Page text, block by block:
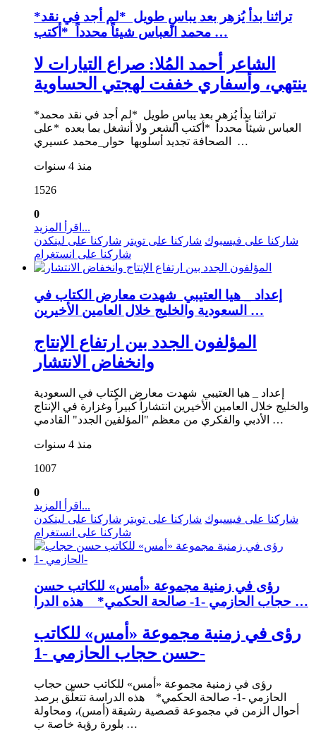
*تراثنا بدأ يُزهر بعد يباسٍ طويل *لم أجد في نقد
محمد العباس شيئاً محدداً *أكتب …
الشاعر أحمد المُلا: صراع التيارات لا
ينتهي، وأسفاري خففت لهجتي الحساوية
*تراثنا بدأ يُزهر بعد يباسٍ طويل *لم أجد في نقد محمد
العباس شيئاً محدداً *أكتب الشعر ولا أنشغل بما بعده *على
الصحافة تجديد أسلوبها حوار_محمد عسيري …
منذ 4 سنوات
1526
0
اقرأ المزيد...
شاركنا على فيسبوك شاركنا على تويتر شاركنا على لينكدن
شاركنا على انستغرام
إعداد _ هيا العتيبي شهدت معارض الكتاب في
السعودية والخليج خلال العامين الأخيرين …
المؤلفون الجدد بين ارتفاع الإنتاج
وانخفاض الانتشار
إعداد _ هيا العتيبي شهدت معارض الكتاب في السعودية
والخليج خلال العامين الأخيرين انتشاراً كبيراً وغزارة في الإنتاج
الأدبي والفكري من معظم "المؤلفين الجدد" القادمي …
منذ 4 سنوات
1007
0
اقرأ المزيد...
شاركنا على فيسبوك شاركنا على تويتر شاركنا على لينكدن
شاركنا على انستغرام
رؤى في زمنية مجموعة «أمس» للكاتب حسن
حجاب الحازمي -1- صالحة الحكمي* هذه الدرا …
رؤى في زمنية مجموعة «أمس» للكاتب
حسن حجاب الحازمي -1-
رؤى في زمنية مجموعة «أمس» للكاتب حسن حجاب
الحازمي -1- صالحة الحكمي* هذه الدراسة تتعلَّق برصد
أحوال الزمن في مجموعة قصصية رشيقة (أمس)، ومحاولة
بلورة رؤية خاصة ب …